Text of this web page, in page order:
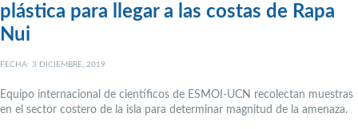
plástica para llegar a las costas de Rapa
Nui
FECHA: 3 DICIEMBRE, 2019
Equipo internacional de científicos de ESMOI-UCN recolectan muestras
en el sector costero de la isla para determinar magnitud de la amenaza.